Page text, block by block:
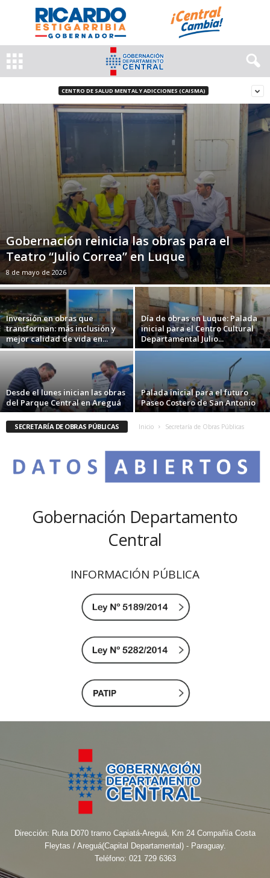
CENTRO DE SALUD MENTAL Y ADICCIONES (CAISMA)
Gobernación reinicia las obras para el
Teatro “Julio Correa” en Luque
8 de mayo de 2026
Inversión en obras que
transforman: más inclusión y
mejor calidad de vida en...
Día de obras en Luque: Palada
inicial para el Centro Cultural
Departamental Julio...
Desde el lunes inician las obras
del Parque Central en Areguá
Palada inicial para el futuro
Paseo Costero de San Antonio
SECRETARÍA DE OBRAS PÚBLICAS Inicio Secretaría de Obras Públicas
Gobernación Departamento
Central
INFORMACIÓN PÚBLICA
Dirección: Ruta D070 tramo Capiatá-Areguá, Km 24 Compañía Costa
Fleytas / Areguá(Capital Departamental) - Paraguay.
Teléfono: 021 729 6363